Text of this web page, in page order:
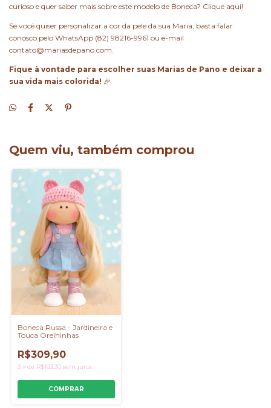
curioso e quer saber mais sobre este modelo de Boneca? Clique aqui!
Se você quiser personalizar a cor da pele da sua Maria, basta falar
conosco pelo WhatsApp (82) 98216-9961 ou e-mail
contato@mariasdepano.com.
Fique à vontade para escolher suas Marias de Pano e deixar a
sua vida mais colorida! 🎉
Quem viu, também comprou
Boneca Russa - Jardineira e
Touca Orelhinhas
R$309,90
3 x de R$103,30 sem juros
COMPRAR